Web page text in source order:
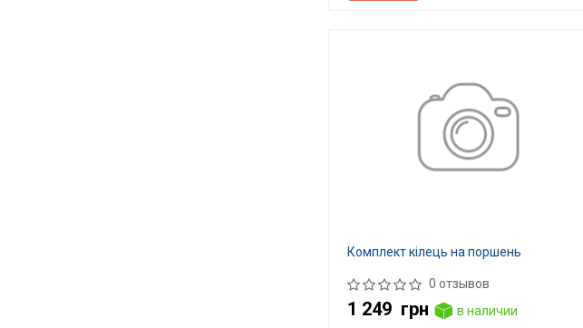
Комплект кілець на поршень
0 отзывов
1 249 грн
в наличии